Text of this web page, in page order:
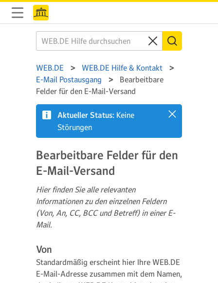
WEB.DE
WEB.DE Hilfe & Kontakt
E-Mail Postausgang
Bearbeitbare
Felder für den E-Mail-Versand
Aktueller Status: Keine
Störungen
Bearbeitbare Felder für den
E-Mail-Versand
Hier finden Sie alle relevanten
Informationen zu den einzelnen Feldern
(Von, An, CC, BCC und Betreff) in einer E-
Mail.
Von
Standardmäßig erscheint hier Ihre WEB.DE
E-Mail-Adresse zusammen mit dem Namen,